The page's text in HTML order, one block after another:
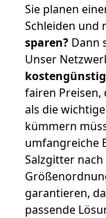
Sie planen
Schleiden und
sparen? Dann
Unser
fairen Preisen,
als die
kümmern
umfangreiche
Salzgitter
garantieren,
passende